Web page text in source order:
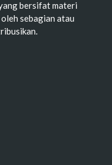
bersifat materi
sebagian atau